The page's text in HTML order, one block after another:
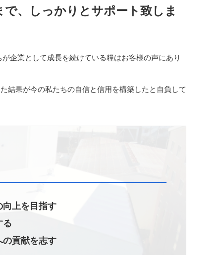
、しっかりとサポート致しま
企業として成長を続けている糧はお客様の声にあり
結果が今の私たちの自信と信用を構築したと自負して
上を目指す
る
貢献を志す